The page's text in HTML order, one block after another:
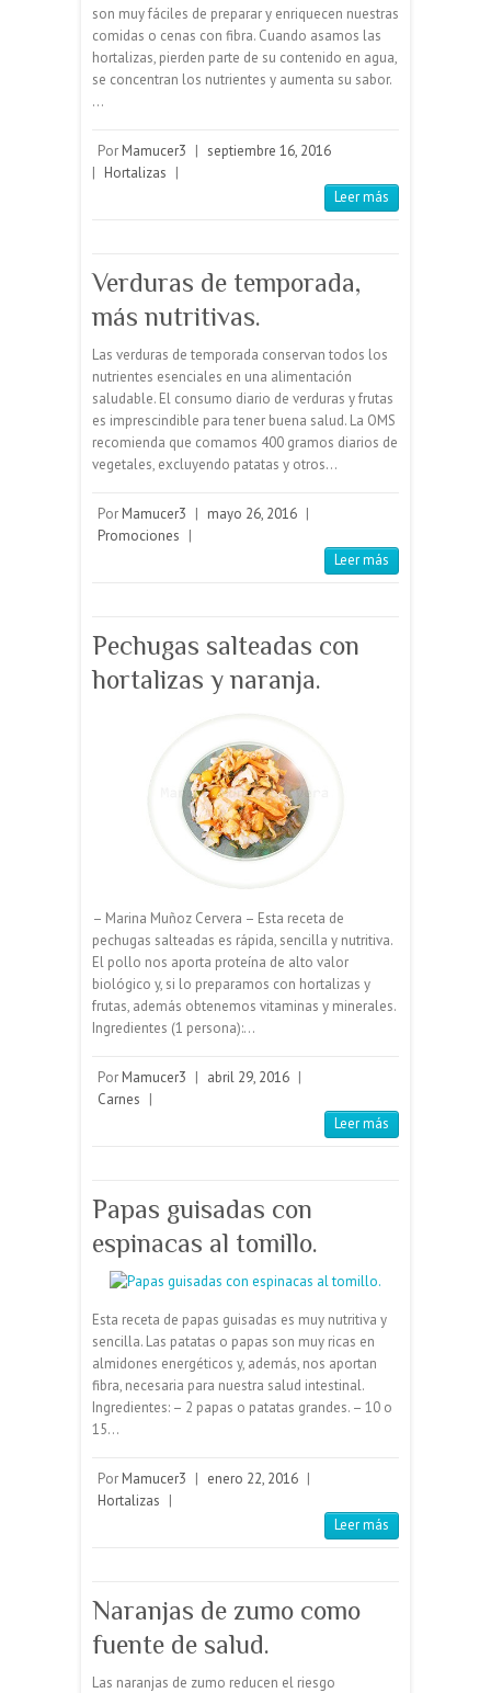
son muy fáciles de preparar y enriquecen nuestras
comidas o cenas con fibra. Cuando asamos las
hortalizas, pierden parte de su contenido en agua,
se concentran los nutrientes y aumenta su sabor.
…
Por Mamucer3 | septiembre 16, 2016
| Hortalizas |
Leer más
Verduras de temporada,
más nutritivas.
Las verduras de temporada conservan todos los
nutrientes esenciales en una alimentación
saludable. El consumo diario de verduras y frutas
es imprescindible para tener buena salud. La OMS
recomienda que comamos 400 gramos diarios de
vegetales, excluyendo patatas y otros…
Por Mamucer3 | mayo 26, 2016 |
Promociones |
Leer más
Pechugas salteadas con
hortalizas y naranja.
– Marina Muñoz Cervera – Esta receta de
pechugas salteadas es rápida, sencilla y nutritiva.
El pollo nos aporta proteína de alto valor
biológico y, si lo preparamos con hortalizas y
frutas, además obtenemos vitaminas y minerales.
Ingredientes (1 persona):…
Por Mamucer3 | abril 29, 2016 |
Carnes |
Leer más
Papas guisadas con
espinacas al tomillo.
Esta receta de papas guisadas es muy nutritiva y
sencilla. Las patatas o papas son muy ricas en
almidones energéticos y, además, nos aportan
fibra, necesaria para nuestra salud intestinal.
Ingredientes: – 2 papas o patatas grandes. – 10 o
15…
Por Mamucer3 | enero 22, 2016 |
Hortalizas |
Leer más
Naranjas de zumo como
fuente de salud.
Las naranjas de zumo reducen el riesgo